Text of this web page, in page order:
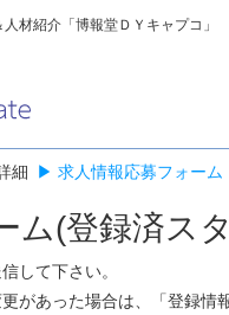
材紹介「博報堂ＤＹキャプコ」
細 ▶ 求人情報応募フォーム
ム(登録済ス
して下さい。
があった場合は、「登録情